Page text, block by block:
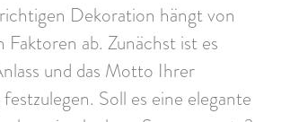
Dekoration hängt von
Faktoren ab. Zunächst ist es
und das Motto Ihrer
festzulegen. Soll es eine elegante